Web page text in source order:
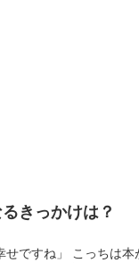
るきっかけは？
せですね」 こっちは